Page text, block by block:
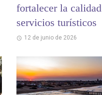
fortalecer la
servicios turísticos
12 de junio de 2026